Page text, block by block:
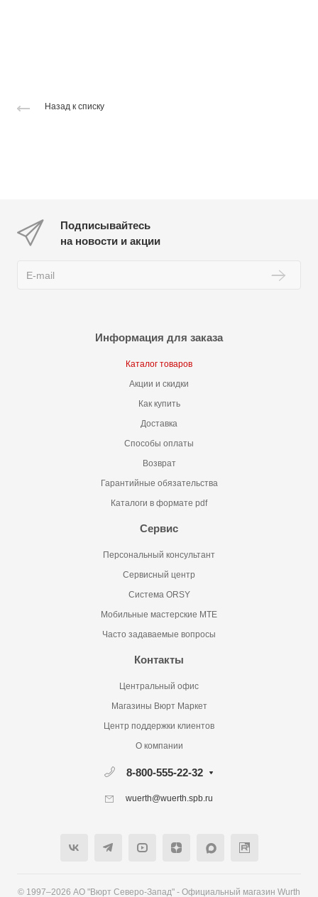
Назад к списку
Подписывайтесь
на новости и акции
Информация для заказа
Каталог товаров
Акции и скидки
Как купить
Доставка
Способы оплаты
Возврат
Гарантийные обязательства
Каталоги в формате pdf
Сервис
Персональный консультант
Сервисный центр
Система ORSY
Мобильные мастерские MTE
Часто задаваемые вопросы
Контакты
Центральный офис
Магазины Вюрт Маркет
Центр поддержки клиентов
О компании
8-800-555-22-32
wuerth@wuerth.spb.ru
© 1997–2026 АО "Вюрт Северо-Запад" - Официальный магазин Wurth